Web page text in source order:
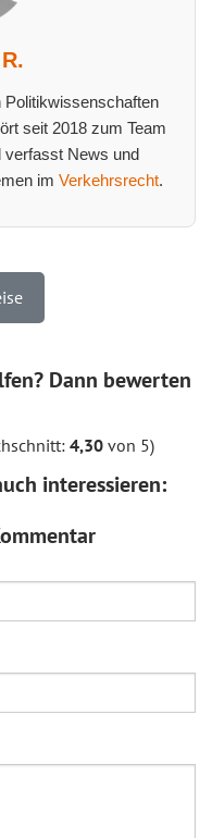
seit 2018 zum Team
verfasst News und
im Verkehrsrecht.
Dann bewerten
4,30 von 5)
interessieren: